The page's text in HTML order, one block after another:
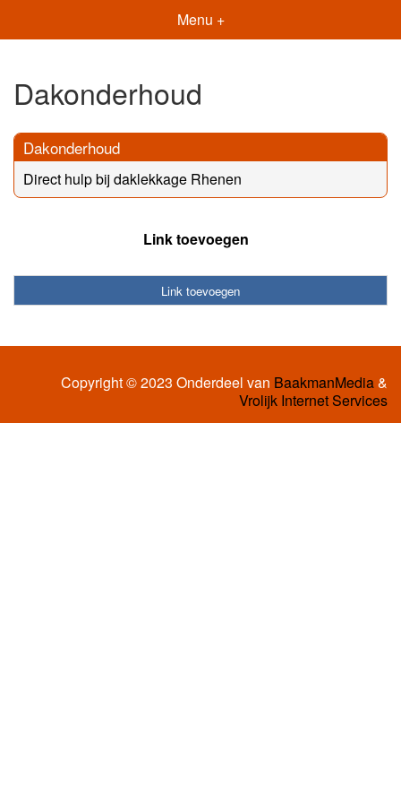
Menu +
Dakonderhoud
Dakonderhoud
Direct hulp bij daklekkage Rhenen
Link toevoegen
Link toevoegen
Copyright © 2023 Onderdeel van BaakmanMedia&
Vrolijk Internet Services